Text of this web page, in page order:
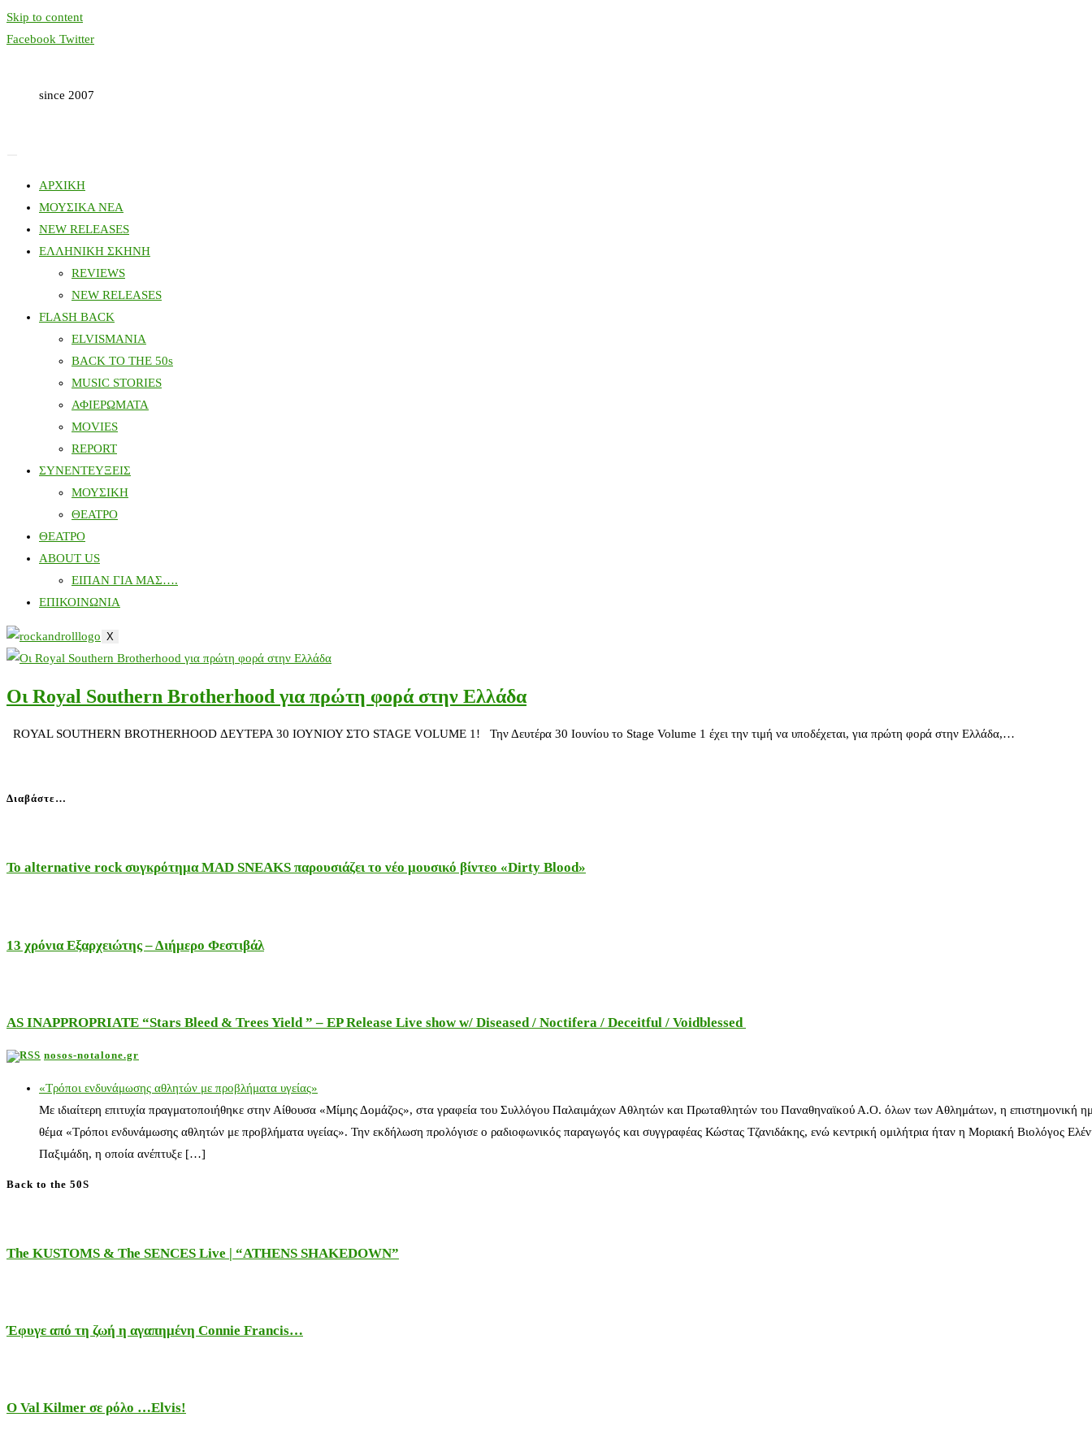
Skip to content
Facebook Twitter
since 2007
ΑΡΧΙΚΗ
ΜΟΥΣΙΚΑ ΝΕΑ
NEW RELEASES
ΕΛΛΗΝΙΚΗ ΣΚΗΝΗ
REVIEWS
NEW RELEASES
FLASH BACK
ELVISMANIA
BACK TO THE 50s
MUSIC STORIES
ΑΦΙΕΡΩΜΑΤΑ
MOVIES
REPORT
ΣΥΝΕΝΤΕΥΞΕΙΣ
ΜΟΥΣΙΚΗ
ΘΕΑΤΡΟ
ΘΕΑΤΡΟ
ABOUT US
ΕΙΠΑΝ ΓΙΑ ΜΑΣ….
ΕΠΙΚΟΙΝΩΝΙΑ
X
Οι Royal Southern Brotherhood για πρώτη φορά στην Ελλάδα
ROYAL SOUTHERN BROTHERHOOD ΔΕΥΤΕΡΑ 30 ΙΟΥΝΙΟΥ ΣΤΟ STAGE VOLUME 1! Την Δευτέρα 30 Ιουνίου το Stage Volume 1 έχει την τιμή να υποδέχεται, για πρώτη φορά στην Ελλάδα,…
Διαβάστε…
Το alternative rock συγκρότημα MAD SNEAKS παρουσιάζει το νέο μουσικό βίντεο «Dirty Blood»
13 χρόνια Εξαρχειώτης – Διήμερο Φεστιβάλ
AS INAPPROPRIATE “Stars Bleed & Trees Yield ” – EP Release Live show w/ Diseased / Noctifera / Deceitful / Voidblessed
nosos-notalone.gr
«Τρόποι ενδυνάμωσης αθλητών με προβλήματα υγείας»
Με ιδιαίτερη επιτυχία πραγματοποιήθηκε στην Αίθουσα «Μίμης Δομάζος», στα γραφεία του Συλλόγου Παλαιμάχων Αθλητών και Πρωταθλητών του Παναθηναϊκού Α.Ο. όλων των Αθλημάτων, η επιστημονική
θέμα «Τρόποι ενδυνάμωσης αθλητών με προβλήματα υγείας». Την εκδήλωση προλόγισε ο ραδιοφωνικός παραγωγός και συγγραφέας Κώστας Τζανιδάκης, ενώ κεντρική ομιλήτρια ήταν η Μοριακή Βιολόγος
Παξιμάδη, η οποία ανέπτυξε […]
Back to the 50S
The KUSTOMS & The SENCES Live | “ATHENS SHAKEDOWN”
Έφυγε από τη ζωή η αγαπημένη Connie Francis…
Ο Val Kilmer σε ρόλο …Elvis!